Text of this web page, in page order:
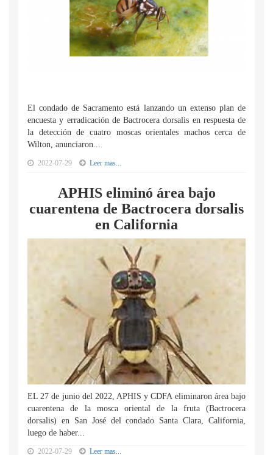
El condado de Sacramento está lanzando un extenso plan de
encuesta y erradicación de Bactrocera dorsalis en respuesta de
la detección de cuatro moscas orientales machos cerca de
Wilton, anunciaron...
2022-07-29 Leer mas...
APHIS eliminó área bajo
cuarentena de Bactrocera dorsalis
en California
EL 27 de junio del 2022, APHIS y CDFA eliminaron área bajo
cuarentena de la mosca oriental de la fruta (Bactrocera
dorsalis) en San José del condado Santa Clara, California,
luego de haber...
2022-07-29 Leer mas...